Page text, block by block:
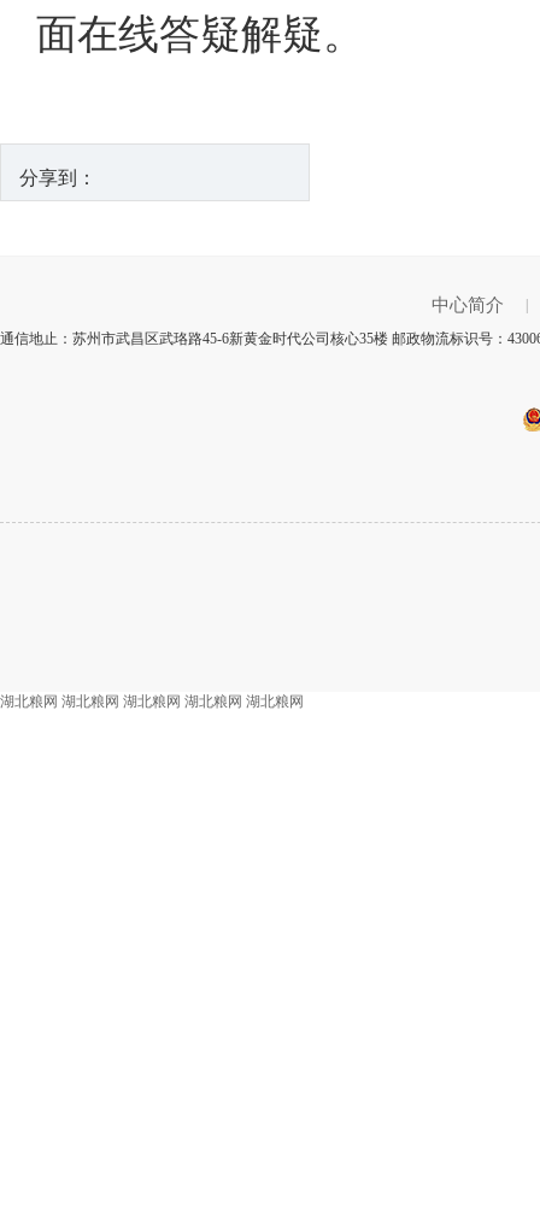
面在线答疑解疑。
分享到：
中心简介
通信地止：苏州市武昌区武珞路45-6新黄金时代公司核心35楼 邮政物流标识号：
湖北粮网 湖北粮网 湖北粮网 湖北粮网 湖北粮网